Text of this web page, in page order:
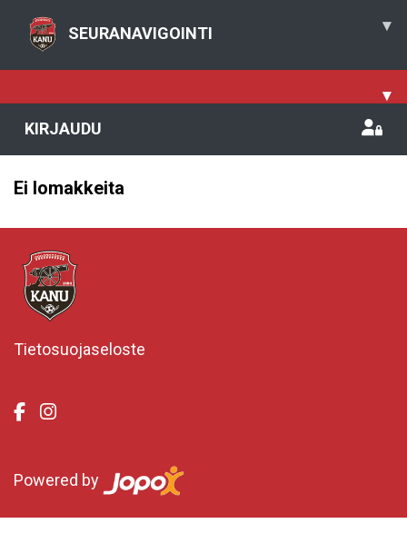
SEURANAVIGOINTI ▾
▾
KIRJAUDU
Ei lomakkeita
Tietosuojaseloste
Powered by